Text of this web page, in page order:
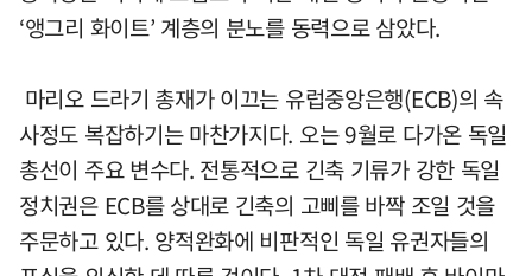
‘앵그리 화이트’ 계층의 분노를 동력으로 삼았다.
마리오 드라기 총재가 이끄는 유럽중앙은행(ECB)의 속
사정도 복잡하기는 마찬가지다. 오는 9월로 다가온 독일
총선이 주요 변수다. 전통적으로 긴축 기류가 강한 독일
정치권은 ECB를 상대로 긴축의 고삐를 바짝 조일 것을
주문하고 있다. 양적완화에 비판적인 독일 유권자들의